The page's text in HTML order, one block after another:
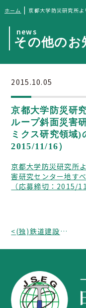
ホーム | 京都大学防災研究所
news
その他のお
2015.10.05
京都大学防災研
ループ斜面災害
ミクス研究領域)
2015/11/16）
京都大学防災研究所
害研究センター地す
（応募締切：2015/
< (独)鉄道建設・運輸施設整備支援機構より「第13回技術研究会」開催のお知らせ